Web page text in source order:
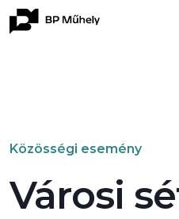
Közösségi esemény
Városi